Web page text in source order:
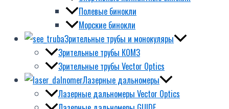
Полевые бинокли
Морские бинокли
Зрительные трубы и монокуляры
Зрительные трубы КОМЗ
Зрительные трубы Vector Optics
Лазерные дальномеры
Лазерные дальномеры Vector Optics